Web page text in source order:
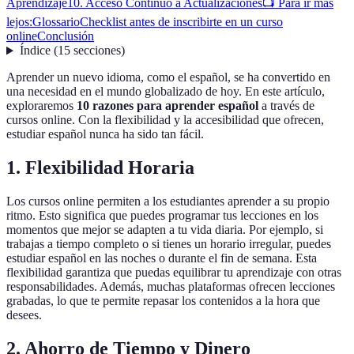
Aprendizaje10. Acceso Continuo a Actualizaciones📺 Para ir más
lejos:GlossarioChecklist antes de inscribirte en un curso
onlineConclusión
Índice(15 secciones)
Aprender un nuevo idioma, como el español, se ha convertido en
una necesidad en el mundo globalizado de hoy. En este artículo,
exploraremos 10 razones para aprender español a través de
cursos online. Con la flexibilidad y la accesibilidad que ofrecen,
estudiar español nunca ha sido tan fácil.
1. Flexibilidad Horaria
Los cursos online permiten a los estudiantes aprender a su propio
ritmo. Esto significa que puedes programar tus lecciones en los
momentos que mejor se adapten a tu vida diaria. Por ejemplo, si
trabajas a tiempo completo o si tienes un horario irregular, puedes
estudiar español en las noches o durante el fin de semana. Esta
flexibilidad garantiza que puedas equilibrar tu aprendizaje con otras
responsabilidades. Además, muchas plataformas ofrecen lecciones
grabadas, lo que te permite repasar los contenidos a la hora que
desees.
2. Ahorro de Tiempo y Dinero